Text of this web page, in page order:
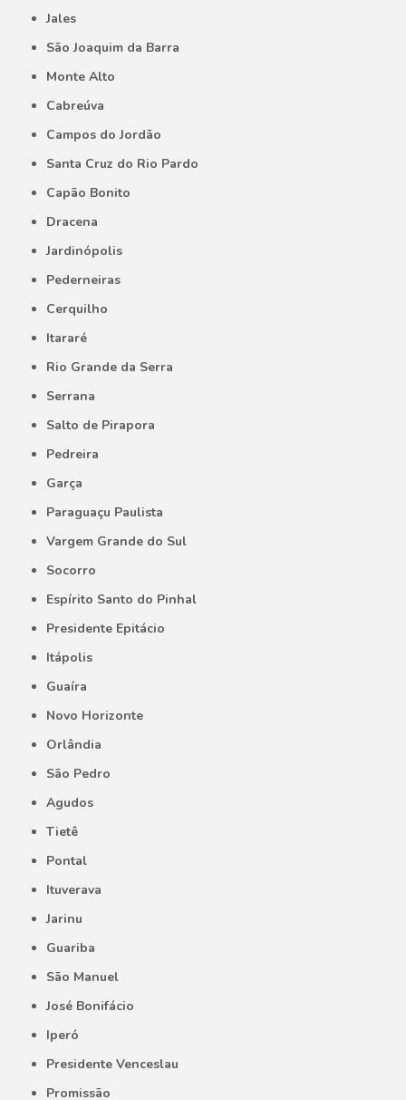
Jales
São Joaquim da Barra
Monte Alto
Cabreúva
Campos do Jordão
Santa Cruz do Rio Pardo
Capão Bonito
Dracena
Jardinópolis
Pederneiras
Cerquilho
Itararé
Rio Grande da Serra
Serrana
Salto de Pirapora
Pedreira
Garça
Paraguaçu Paulista
Vargem Grande do Sul
Socorro
Espírito Santo do Pinhal
Presidente Epitácio
Itápolis
Guaíra
Novo Horizonte
Orlândia
São Pedro
Agudos
Tietê
Pontal
Ituverava
Jarinu
Guariba
São Manuel
José Bonifácio
Iperó
Presidente Venceslau
Promissão